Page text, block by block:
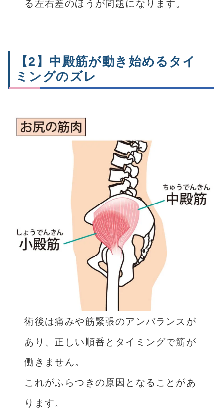
る左右差のほうが問題になります。
【2】中殿筋が動き始めるタイ
ミングのズレ
術後は痛みや筋緊張のアンバランスが
あり、正しい順番とタイミングで筋が
働きません。
これがふらつきの原因となることがあ
ります。